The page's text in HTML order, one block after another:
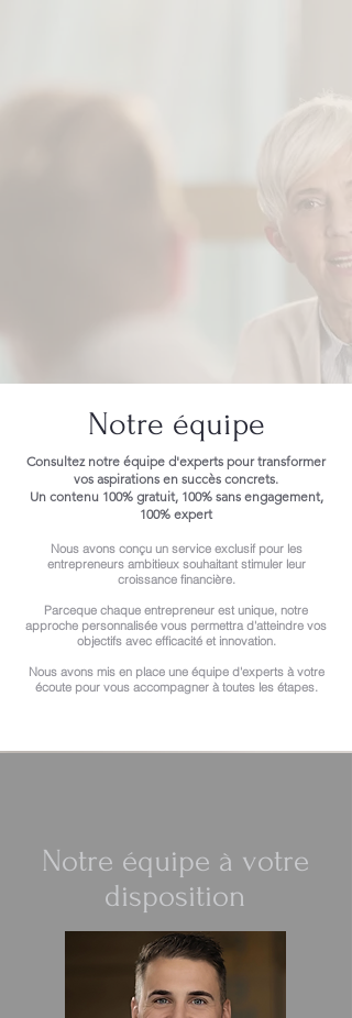
Notre équipe
Consultez notre équipe d'experts pour transformer
vos aspirations en succès concrets.
Un contenu 100% gratuit, 100% sans engagement,
100% expert
Nous avons conçu un service exclusif pour les
entrepreneurs ambitieux souhaitant stimuler leur
croissance financière.
Parceque chaque entrepreneur est unique, notre
approche personnalisée vous permettra d'atteindre vos
objectifs avec efficacité et innovation.
Nous avons mis en place une équipe d'experts à votre
écoute pour vous accompagner à toutes les étapes.​​
Notre équipe à votre
disposition